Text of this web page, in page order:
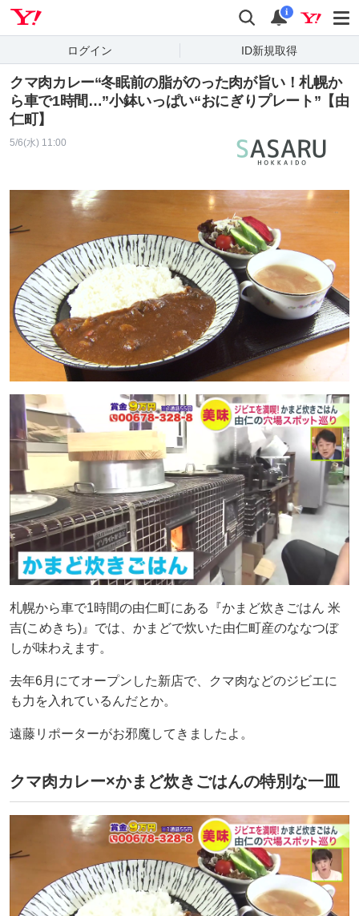
検索 通知
i
ログイン ID新規取得
クマ肉カレー“冬眠前の脂がのった肉が旨い！札幌か
ら車で1時間…”小鉢いっぱい“おにぎりプレート”【由
仁町】
5/6(水) 11:00
札幌から車で1時間の由仁町にある『かまど炊きごはん 米
吉(こめきち)』では、かまどで炊いた由仁町産のななつぼ
しが味わえます。
去年6月にてオープンした新店で、クマ肉などのジビエに
も力を入れているんだとか。
遠藤リポーターがお邪魔してきましたよ。
クマ肉カレー×かまど炊きごはんの特別な一皿